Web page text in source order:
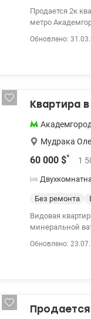
Продается 2к
метро
Обновлено:
Квартира
Мудрака
60 000 $* 1
Без ремонта
Видовая
минеральной
Обновлено: